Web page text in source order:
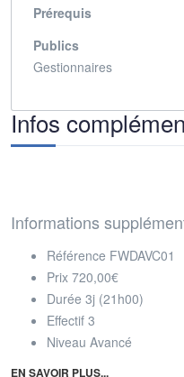
Prérequis
Publics
Gestionnaires
Infos
Informations
Référence FWDAVC01
Prix 720,00€
Durée 3j (21h00)
Effectif 3
Niveau Avancé
EN SAVOIR PLUS...